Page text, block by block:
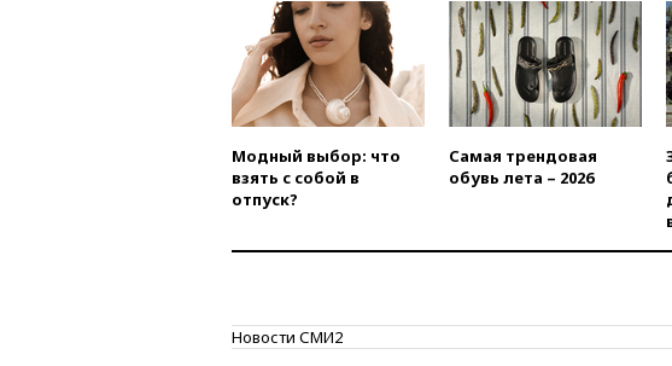
Модный выбор: что
взять с собой в
отпуск?
Самая трендовая
обувь лета – 2026
Новости СМИ2